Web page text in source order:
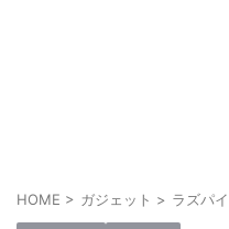
HOME > ガジェット > ラズパイ